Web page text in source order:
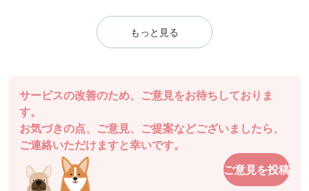
もっと見る
サービスの改善のため、ご意見をお待ちしておりま
す。
お気づきの点、ご意見、ご提案などございましたら、
ご連絡いただけますと幸いです。
ご意見を投稿